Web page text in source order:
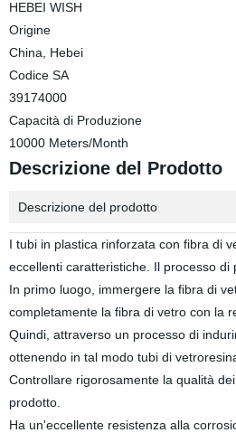
HEBEI WISH
Origine
China, Hebei
Codice SA
39174000
Capacità di Produzione
10000 Meters/Month
Descrizione del Prodotto
Descrizione del prodotto
I tubi in plastica rinforzata con fibra di
eccellenti caratteristiche. Il processo
In primo luogo, immergere la fibra di
completamente la fibra di vetro con la
Quindi, attraverso un processo di
ottenendo in tal modo tubi di
Controllare rigorosamente la qualità
prodotto.
Ha un'eccellente resistenza alla